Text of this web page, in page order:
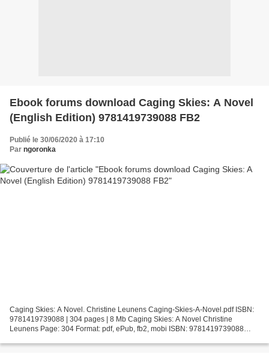
Ebook forums download Caging Skies: A Novel
(English Edition) 9781419739088 FB2
Publié le 30/06/2020 à 17:10
Par ngoronka
Caging Skies: A Novel. Christine Leunens Caging-Skies-A-Novel.pdf ISBN:
9781419739088 | 304 pages | 8 Mb Caging Skies: A Novel Christine
Leunens Page: 304 Format: pdf, ePub, fb2, mobi ISBN: 9781419739088